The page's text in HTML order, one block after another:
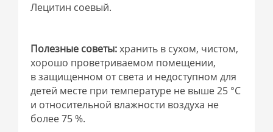
Лецитин соевый.
Полезные советы:хранить в сухом, чистом,
хорошо проветриваемом помещении,
в защищенном от света и недоступном для
детей месте при температуре не выше 25 °С
и относительной влажности воздуха не
более 75 %.